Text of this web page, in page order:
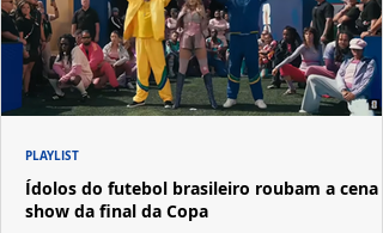
Ídolos do futebol brasileiro roubam a cena
show da final da Copa
PLAYLIST